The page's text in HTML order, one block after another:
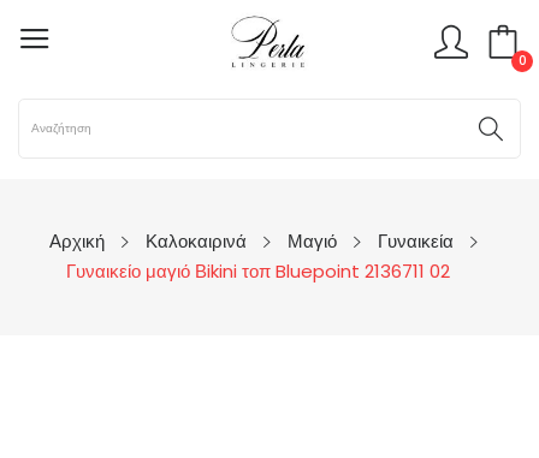
0
Αρχική Καλοκαιρινά Μαγιό
Γυναικεία
Γυναικείο μαγιό Βikini τοπ Bluepoint 2136711 02